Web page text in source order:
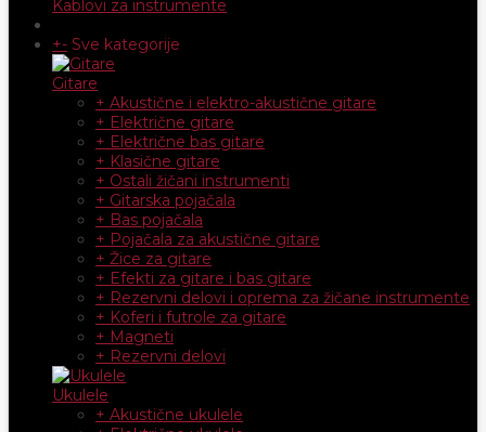
Kablovi za instrumente
+- Sve kategorije
Gitare
+ Akustične i elektro-akustične gitare
+ Električne gitare
+ Električne bas gitare
+ Klasične gitare
+ Ostali žičani instrumenti
+ Gitarska pojačala
+ Bas pojačala
+ Pojačala za akustične gitare
+ Žice za gitare
+ Efekti za gitare i bas gitare
+ Rezervni delovi i oprema za žičane instrumente
+ Koferi i futrole za gitare
+ Magneti
+ Rezervni delovi
Ukulele
+ Akustične ukulele